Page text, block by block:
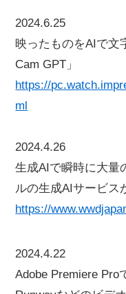
2024.6.25
映ったものをAIで文
Cam GPT」
https://
ml
2024.4.26
生成AIで瞬時に大
ルの生成AIサービス
https://
2024.4.22
Adobe Premiere Pro